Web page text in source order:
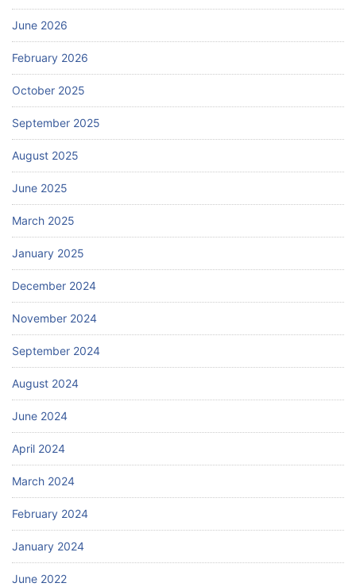
June 2026
February 2026
October 2025
September 2025
August 2025
June 2025
March 2025
January 2025
December 2024
November 2024
September 2024
August 2024
June 2024
April 2024
March 2024
February 2024
January 2024
June 2022